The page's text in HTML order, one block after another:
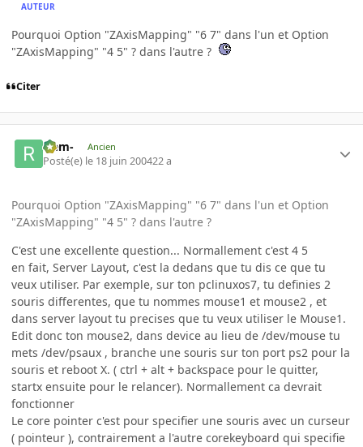
AUTEUR
Pourquoi Option "ZAxisMapping" "6 7" dans l'un et Option
"ZAxisMapping" "4 5" ? dans l'autre ?
Citer
-rem- Ancien
Posté(e) le 18 juin 200422 a
Pourquoi Option "ZAxisMapping" "6 7" dans l'un et Option
"ZAxisMapping" "4 5" ? dans l'autre ?
C'est une excellente question... Normallement c'est 4 5
en fait, Server Layout, c'est la dedans que tu dis ce que tu
veux utiliser. Par exemple, sur ton pclinuxos7, tu definies 2
souris differentes, que tu nommes mouse1 et mouse2 , et
dans server layout tu precises que tu veux utiliser le Mouse1.
Edit donc ton mouse2, dans device au lieu de /dev/mouse tu
mets /dev/psaux , branche une souris sur ton port ps2 pour la
souris et reboot X. ( ctrl + alt + backspace pour le quitter,
startx ensuite pour le relancer). Normallement ca devrait
fonctionner
Le core pointer c'est pour specifier une souris avec un curseur
( pointeur ), contrairement a l'autre corekeyboard qui specifie